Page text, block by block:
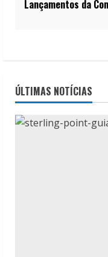
Lançamentos da
ÚLTIMAS NOTÍCIAS